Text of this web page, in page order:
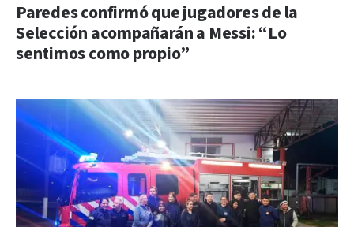
Paredes confirmó que jugadores de la
Selección acompañarán a Messi: “Lo
sentimos como propio”